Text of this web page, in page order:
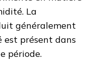
La
généralement
est présent dans
période.